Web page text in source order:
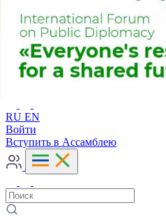
Расширенный поиск
RU EN
Войти
Вступить в Ассамблею